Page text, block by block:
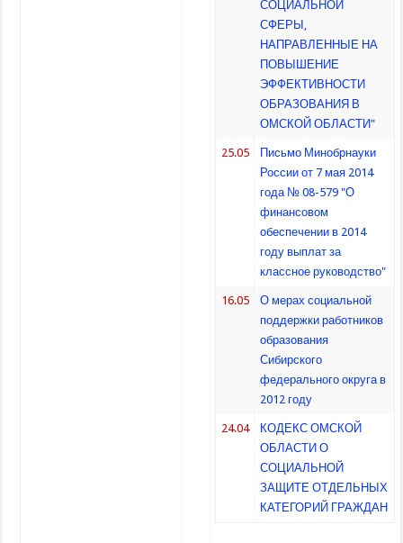
СОЦИАЛЬНОЙ
СФЕРЫ,
НАПРАВЛЕННЫЕ НА
ПОВЫШЕНИЕ
ЭФФЕКТИВНОСТИ
ОБРАЗОВАНИЯ В
ОМСКОЙ ОБЛАСТИ"
25.05
Письмо Минобрнауки
России от 7 мая 2014
года № 08-579 "О
финансовом
обеспечении в 2014
году выплат за
классное руководство"
16.05
О мерах социальной
поддержки работников
образования
Сибирского
федерального округа в
2012 году
24.04
КОДЕКС ОМСКОЙ
ОБЛАСТИ О
СОЦИАЛЬНОЙ
ЗАЩИТЕ ОТДЕЛЬНЫХ
КАТЕГОРИЙ ГРАЖДАН